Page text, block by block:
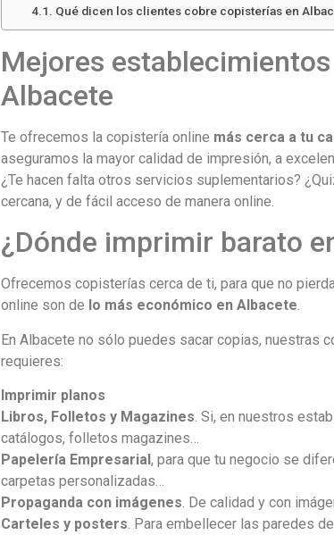
Qué dicen los clientes cobre copisterías en
Mejores
Albacete
Te ofrecemos la copistería online más cerca a tu
aseguramos la mayor calidad de impresión, a
¿Te hacen falta otros servicios suplementarios?
cercana, y de fácil acceso de manera online.
¿Dónde imprimir barato
Ofrecemos copisterías cerca de ti, para que no
online son de lo más económico en Albacete.
En Albacete no sólo puedes sacar copias, nuestras
requieres:
Imprimir planos
Libros, Folletos y Magazines. Si, en nuestros
catálogos, folletos magazines…
Papelería Empresarial, para que tu negocio se
carpetas personalizadas…
Propaganda con imágenes. De calidad y con
Carteles y posters. Para embellecer las paredes